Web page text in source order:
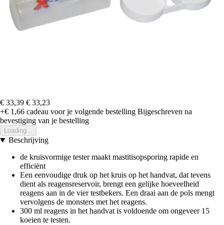
€ 33,39 € 33,23
+€ 1,66 cadeau voor je volgende bestelling Bijgeschreven na
bevestiging van je bestelling
Loading...
Beschrijving
de kruisvormige tester maakt mastitisopsporing rapide en
efficiënt
Een eenvoudige druk op het kruis op het handvat, dat tevens
dient als reagensreservoir, brengt een gelijke hoeveelheid
reagens aan in de vier testbekers. Een draai aan de pols mengt
vervolgens de monsters met het reagens.
300 ml reagens in het handvat is voldoende om ongeveer 15
koeien te testen.